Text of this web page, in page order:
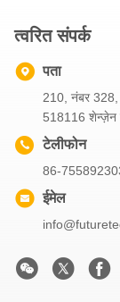
त्वरित संपर्क
पता
210, नंबर 328,
518116 शेन्ज़ेन
टेलीफोन
86-
ईमेल